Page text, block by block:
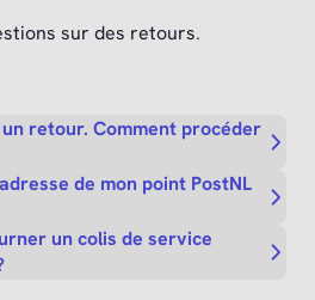
sur des retours.
retour. Comment procéder
de mon point PostNL
un colis de service